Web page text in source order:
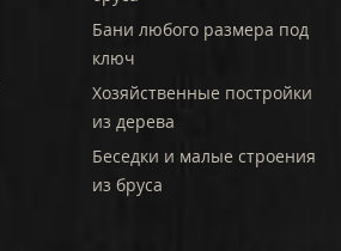
Бани любого размера под
ключ
Хозяйственные постройки
из дерева
Беседки и малые строения
из бруса